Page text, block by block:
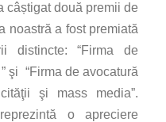
câștigat două premii de
noastră a fost premiată
distincte: “Firma de
şi “Firma de avocatură
şi mass media”.
o apreciere